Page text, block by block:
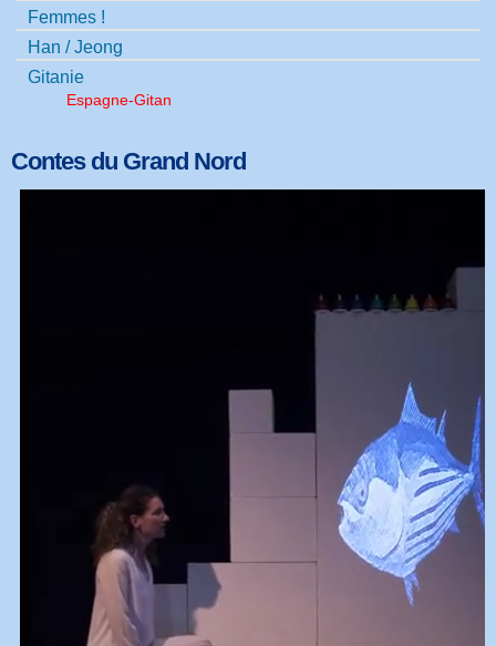
Femmes !
Han / Jeong
Gitanie
Espagne-Gitan
Contes du Grand Nord